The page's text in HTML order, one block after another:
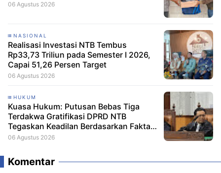
06 Agustus 2026
NASIONAL
Realisasi Investasi NTB Tembus
Rp33,73 Triliun pada Semester I 2026,
Capai 51,26 Persen Target
06 Agustus 2026
HUKUM
Kuasa Hukum: Putusan Bebas Tiga
Terdakwa Gratifikasi DPRD NTB
Tegaskan Keadilan Berdasarkan Fakta
Persidangan
06 Agustus 2026
Komentar